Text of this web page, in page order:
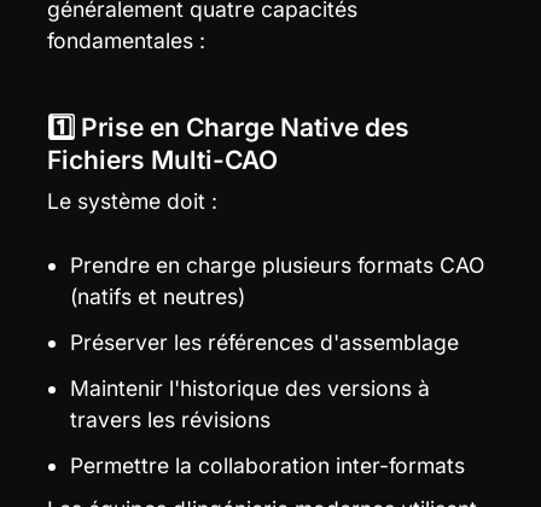
généralement quatre capacités
fondamentales :
1️⃣ Prise en Charge Native des
Fichiers Multi-CAO
Le système doit :
Prendre en charge plusieurs formats CAO
(natifs et neutres)
Préserver les références d'assemblage
Maintenir l'historique des versions à
travers les révisions
Permettre la collaboration inter-formats